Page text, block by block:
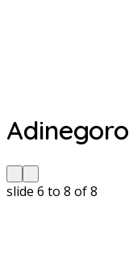
Adinegoro
slide 6 to 8 of 8